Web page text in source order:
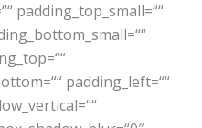
padding_top_small=““
padding_left=““